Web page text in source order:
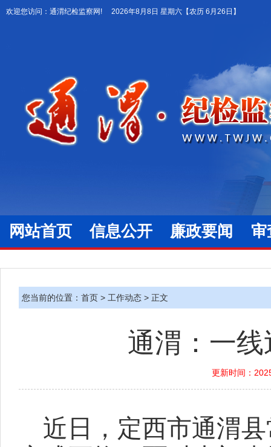
欢迎您访问：通渭纪检监察网! 2026年8月8日 星期六 【农历 6月26日】
网站首页 信息公开 廉政要闻 审
您当前的位置： 首页 > 工作动态 > 正文
通渭：一
更新时间：
近日，定西市通渭